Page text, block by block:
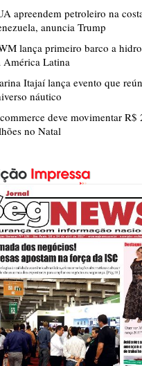
apreendem petroleiro na
anuncia Trump
lança primeiro barco a
América Latina
Itajaí lança evento que
náutico
deve movimentar R$
no Natal